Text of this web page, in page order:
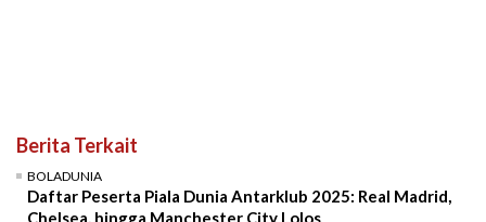
Berita Terkait
BOLADUNIA
Daftar Peserta Piala Dunia Antarklub 2025: Real Madrid,
Chelsea, hingga Manchester City Lolos